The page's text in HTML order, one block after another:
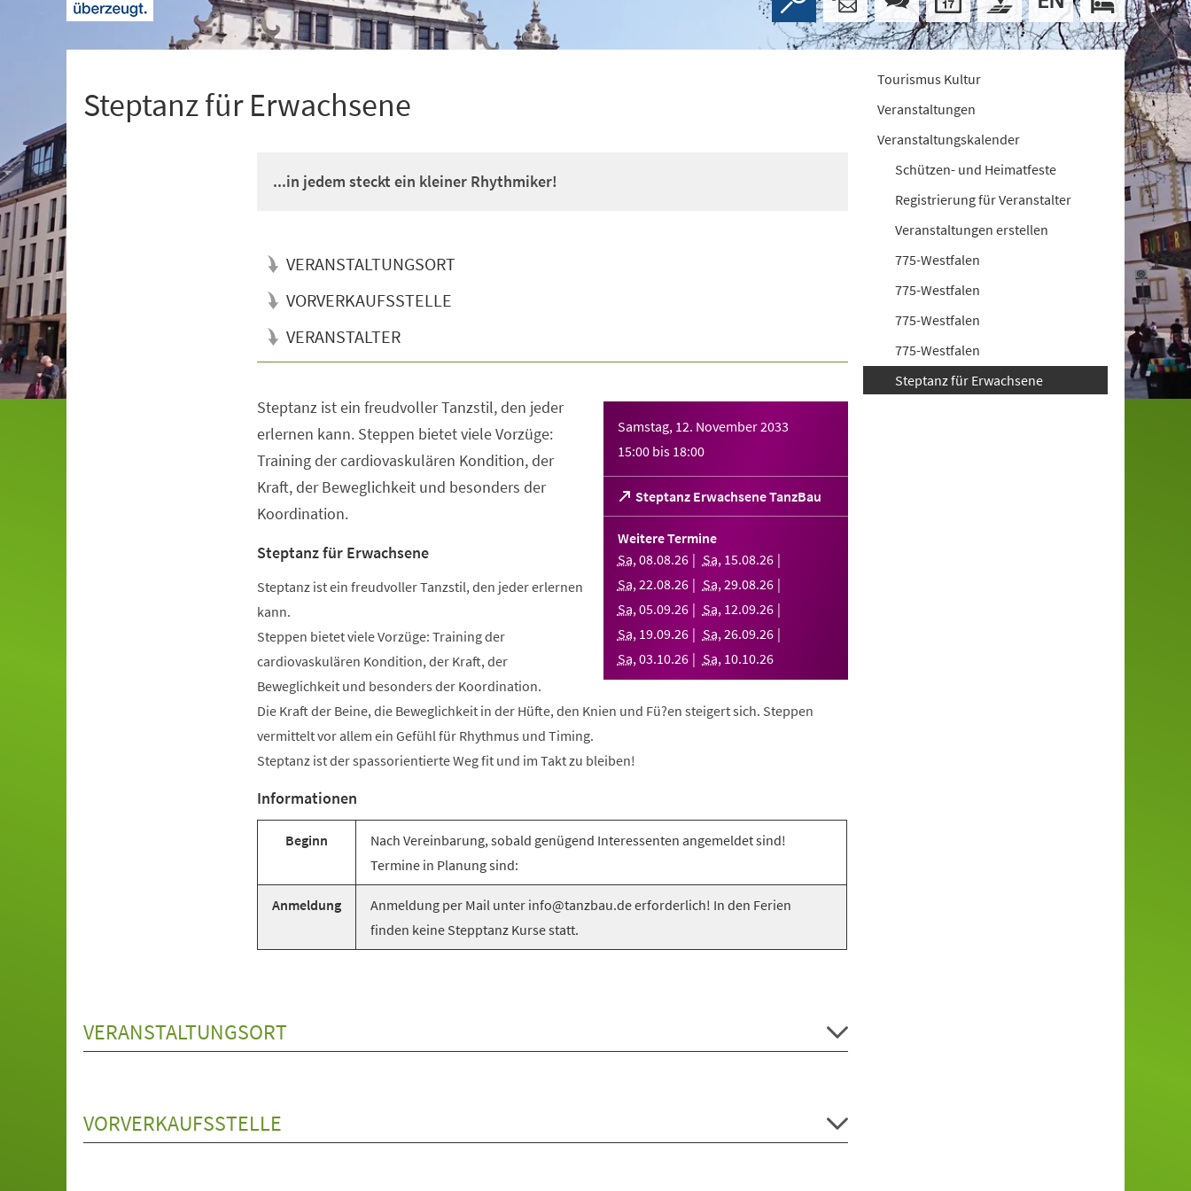
Steptanz für Erwachsene
...in jedem steckt ein kleiner Rhythmiker!
VERANSTALTUNGSORT
VORVERKAUFSSTELLE
VERANSTALTER
Samstag, 12. November 2033
15:00 bis 18:00
Steptanz Erwachsene TanzBau
(Öffnet
in
einem
Tab)
Weitere Termine
Sa,08.08.26 Sa, 15.08.26
Sa,22.08.26 Sa,29.08.26
Sa,05.09.26 Sa, 12.09.26
Sa, 19.09.26 Sa,26.09.26
Sa,03.10.26 Sa, 10.10.26
Steptanz ist ein freudvoller Tanzstil, den jeder
erlernen kann. Steppen bietet viele Vorzüge:
Training der cardiovaskulären Kondition, der
Kraft, der Beweglichkeit und besonders der
Koordination.
Steptanz für Erwachsene
Steptanz ist ein freudvoller Tanzstil, den jeder erlernen
kann.
Steppen bietet viele Vorzüge: Training der
cardiovaskulären Kondition, der Kraft, der
Beweglichkeit und besonders der Koordination.
Die Kraft der Beine, die Beweglichkeit in der Hüfte, den Knien und Fü?en steigert sich. Steppen
vermittelt vor allem ein Gefühl für Rhythmus und Timing.
Steptanz ist der spassorientierte Weg fit und im Takt zu bleiben!
Informationen
Beginn
Nach Vereinbarung, sobald genügend Interessenten angemeldet sind!
Termine in Planung sind:
Anmeldung
Anmeldung per Mail unter info@tanzbau.de erforderlich! In den Ferien
finden keine Stepptanz Kurse statt.
VERANSTALTUNGSORT
VORVERKAUFSSTELLE
Tourismus Kultur
Veranstaltungen
Veranstaltungskalender
Schützen- und Heimatfeste
Registrierung für Veranstalter
Veranstaltungen erstellen
775-Westfalen
775-Westfalen
775-Westfalen
775-Westfalen
Steptanz für Erwachsene